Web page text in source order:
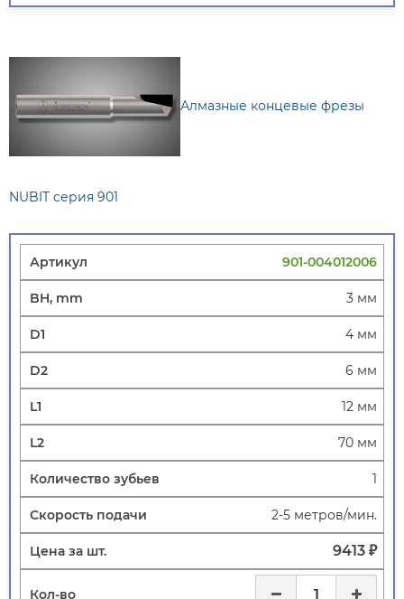
Алмазные концевые фрезы
NUBIT серия 901
901-004012006
3 мм
4 мм
6 мм
12 мм
70 мм
1
2-5 метров/мин.
9413 ₽